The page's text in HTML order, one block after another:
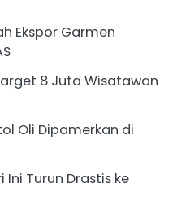
Ekspor Garmen
8 Juta Wisatawan
Oli Dipamerkan di
Ini Turun Drastis ke